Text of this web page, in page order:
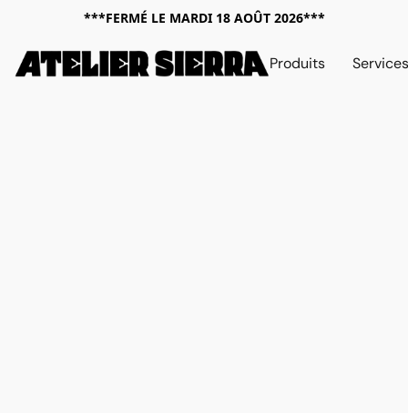
***FERMÉ LE MARDI 18 AOÛT 2026***
Produits Services